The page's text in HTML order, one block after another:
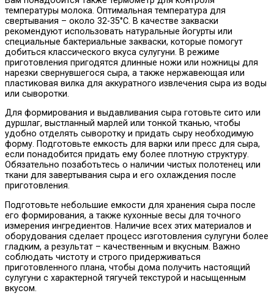
температуры молока. Оптимальная температура для
свертывания – около 32-35°C. В качестве закваски
рекомендуют использовать натуральные йогурты или
специальные бактериальные закваски, которые помогут
добиться классического вкуса сулугуни. В режиме
приготовления пригодятся длинные ножи или ножницы для
нарезки свернувшегося сыра, а также нержавеющая или
пластиковая вилка для аккуратного извлечения сыра из воды
или сыворотки.
Для формирования и выдавливания сыра готовьте сито или
дуршлаг, выстланный марлей или тонкой тканью, чтобы
удобно отделять сыворотку и придать сыру необходимую
форму. Подготовьте емкость для варки или пресс для сыра,
если понадобится придать ему более плотную структуру.
Обязательно позаботьтесь о наличии чистых полотенец или
ткани для завертывания сыра и его охлаждения после
приготовления.
Подготовьте небольшие емкости для хранения сыра после
его формирования, а также кухонные весы для точного
измерения ингредиентов. Наличие всех этих материалов и
оборудования сделает процесс изготовления сулугуни более
гладким, а результат – качественным и вкусным. Важно
соблюдать чистоту и строго придерживаться
приготовленного плана, чтобы дома получить настоящий
сулугуни с характерной тягучей текстурой и насыщенным
вкусом.